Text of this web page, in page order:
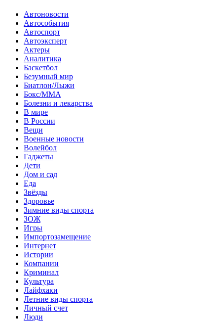
Автоновости
Автособытия
Автоспорт
Автоэксперт
Актеры
Аналитика
Баскетбол
Безумный мир
Биатлон/Лыжи
Бокс/MMA
Болезни и лекарства
В мире
В России
Вещи
Военные новости
Волейбол
Гаджеты
Дети
Дом и сад
Еда
Звёзды
Здоровье
Зимние виды спорта
ЗОЖ
Игры
Импортозамещение
Интернет
Истории
Компании
Криминал
Культура
Лайфхаки
Летние виды спорта
Личный счет
Люди